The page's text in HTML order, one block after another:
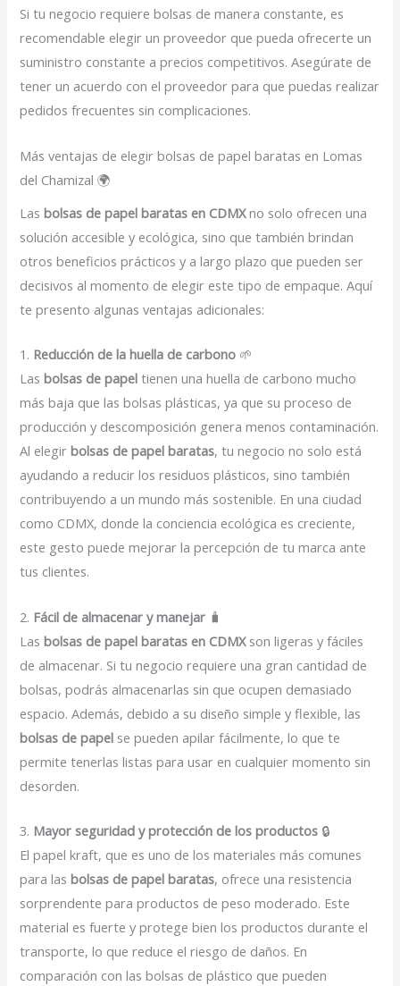
Si tu negocio requiere bolsas de manera constante, es
recomendable elegir un proveedor que pueda ofrecerte un
suministro constante a precios competitivos. Asegúrate de
tener un acuerdo con el proveedor para que puedas realizar
pedidos frecuentes sin complicaciones.
Más ventajas de elegir bolsas de papel baratas en Lomas
del Chamizal 🌍
Lasbolsas de papel baratas en CDMXno solo ofrecen una
solución accesible y ecológica, sino que también brindan
otros beneficios prácticos y a largo plazo que pueden ser
decisivos al momento de elegir este tipo de empaque. Aquí
te presento algunas ventajas adicionales:
1. Reducción de la huella de carbono 🌱
Lasbolsas de papel tienen una huella de carbono mucho
más baja que las bolsas plásticas, ya que su proceso de
producción y descomposición genera menos contaminación.
Al elegirbolsas de papel baratas, tu negocio no solo está
ayudando a reducir los residuos plásticos, sino también
contribuyendo a un mundo más sostenible. En una ciudad
como CDMX, donde la conciencia ecológica es creciente,
este gesto puede mejorar la percepción de tu marca ante
tus clientes.
2. Fácil de almacenar y manejar 🧳
Lasbolsas de papel baratas en CDMXson ligeras y fáciles
de almacenar. Si tu negocio requiere una gran cantidad de
bolsas, podrás almacenarlas sin que ocupen demasiado
espacio. Además, debido a su diseño simple y flexible, las
bolsas de papel se pueden apilar fácilmente, lo que te
permite tenerlas listas para usar en cualquier momento sin
desorden.
3. Mayor seguridad y protección de los productos 🔒
El papel kraft, que es uno de los materiales más comunes
para lasbolsas de papel baratas, ofrece una resistencia
sorprendente para productos de peso moderado. Este
material es fuerte y protege bien los productos durante el
transporte, lo que reduce el riesgo de daños. En
comparación con las bolsas de plástico que pueden